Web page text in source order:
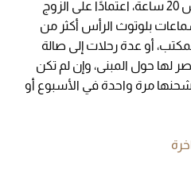
بطارية سماعات بلوتوث الرأس 20 ساعة، اعتمادًا على الزوج
بلوتوث الرأس أكثر من
أو عدة رحلات إلى صالة
لها حول المبنى، وإن لم تكن
مرة واحدة في الأسبوع أو